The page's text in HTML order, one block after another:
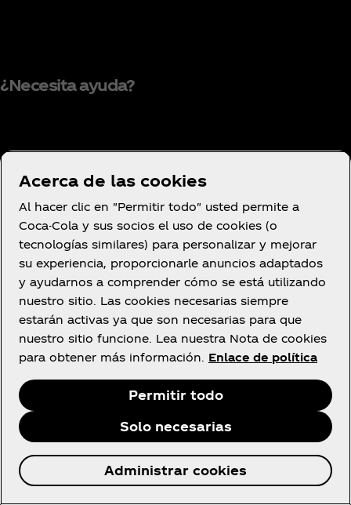
¿Necesita ayuda?
Configuración de cookies
Aviso de cookies
Declaración de Accesibilidad
Facebook
YouTube
Instagram
© 2026 The Coca‑Cola Company. Todos los
derechos reservados.
Acerca de las cookies
Al hacer clic en "Permitir todo" usted permite a
Coca-Cola y sus socios el uso de cookies (o
tecnologías similares) para personalizar y mejorar
su experiencia, proporcionarle anuncios adaptados
y ayudarnos a comprender cómo se está utilizando
nuestro sitio. Las cookies necesarias siempre
estarán activas ya que son necesarias para que
nuestro sitio funcione. Lea nuestra Nota de cookies
para obtener más información. Enlace de política
Permitir todo
Solo necesarias
Administrar cookies